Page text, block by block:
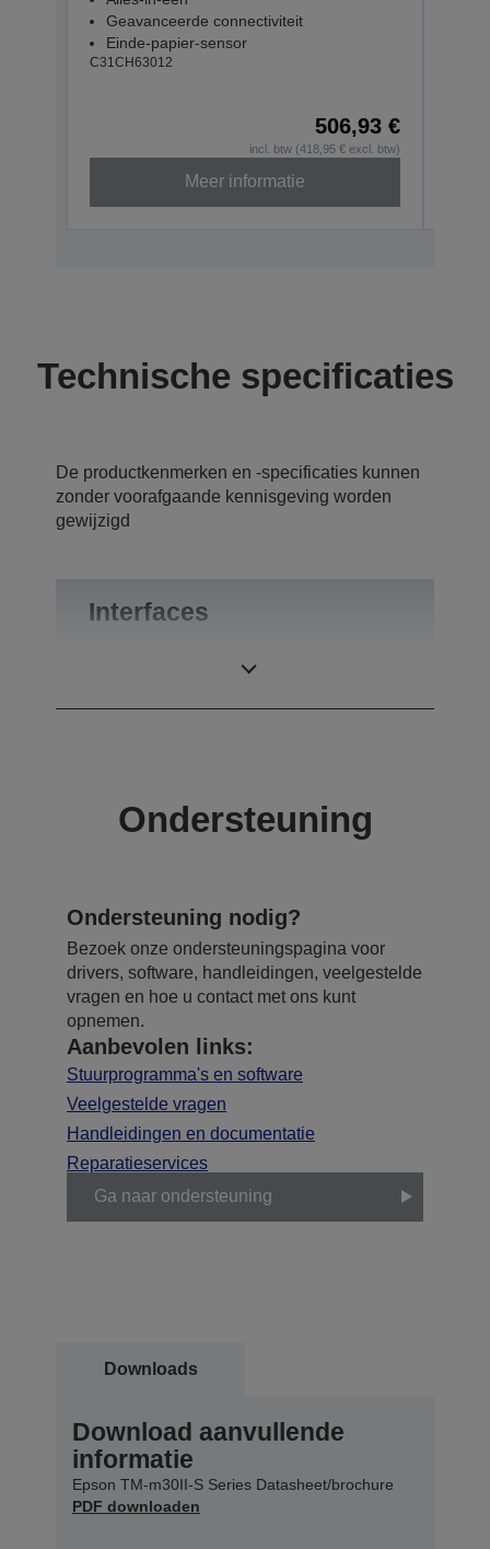
Geavanceerde connectiviteit
Einde-papier-sensor
C31CH63012
506,93 €
incl. btw (418,95 € excl. btw)
Meer informatie
Technische specificaties
De productkenmerken en -specificaties kunnen
zonder voorafgaande kennisgeving worden
gewijzigd
Interfaces
Ondersteuning
Ondersteuning nodig?
Bezoek onze ondersteuningspagina voor
drivers, software, handleidingen, veelgestelde
vragen en hoe u contact met ons kunt
opnemen.
Aanbevolen links:
Stuurprogramma's en software
Veelgestelde vragen
Handleidingen en documentatie
Reparatieservices
Ga naar ondersteuning
Downloads
Download aanvullende
informatie
Epson TM-m30II-S Series Datasheet/brochure
PDF downloaden